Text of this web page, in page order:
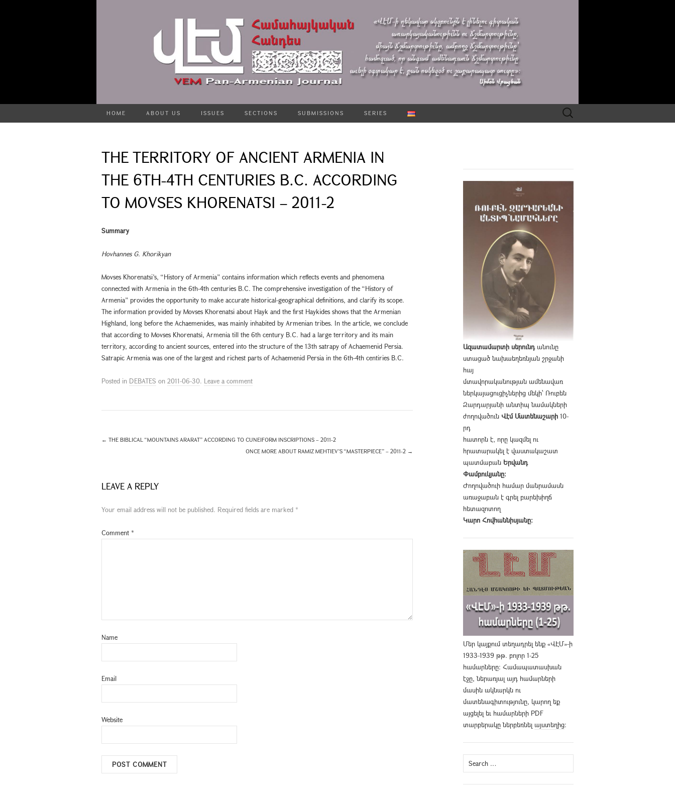
HOME ABOUT US ISSUES SECTIONS SUBMISSIONS SERIES
Search
for:
THE TERRITORY OF ANCIENT ARMENIA IN
THE 6TH-4TH CENTURIES B.C. ACCORDING
TO MOVSES KHORENATSI – 2011-2
Summary
Hovhannes G. Khorikyan
Movses Khorenatsi’s, “History of Armenia” contains information which reflects events and phenomena
connected with Armenia in the 6th-4th centuries B.C. The comprehensive investigation of the “History of
Armenia” provides the opportunity to make accurate historical-geographical definitions, and clarify its scope.
The information provided by Movses Khorenatsi about Hayk and the first Haykides shows that the Armenian
Highland, long before the Achaemenides, was mainly inhabited by Armenian tribes. In the article, we conclude
that according to Movses Khorenatsi, Armenia till the 6th century B.C. had a large territory and its main
territory, according to ancient sources, entered into the structure of the 13th satrapy of Achaemenid Persia.
Satrapic Armenia was one of the largest and richest parts of Achaemenid Persia in the 6th-4th centiries B.C.
Posted in DEBATES on 2011-06-30. Leave a comment
← THE BIBLICAL “MOUNTAINS ARARAT” ACCORDING TO CUNEIFORM INSCRIPTIONS – 2011-2
ONCE MORE ABOUT RAMIZ MEHTIEV’S “MASTERPIECE” – 2011-2 →
LEAVE A REPLY
Your email address will not be published. Required fields are marked *
Comment *
Name
Email
Website
Ազատամարտի սերունդանունը
ստացած նախաեղեռնյան շրջանի
հայ
մտավորականության ամենավառ
ներկայացուցիչներից մեկի՝ Ռուբեն
Զարդարյանի անտիպ նամակների
ժողովածուն Վէմ Մատենաշարի 10-
րդ
հատորն է, որը կազմել ու
հրատարակել է վաստակաշատ
պատմաբան Երվանդ
Փամբուկյանը։
Ժողովածուի համար մանրամասն
առաջաբան է գրել բարեխիղճ
հետազոտող
Կարո Հովհաննիսյանը։
Մեր կայքում տեղադրել ենք «ՎԷՄ»-ի
1933-1939 թթ. բոլոր 1-25
համարները։ Համապատասխան
էջը, ներառյալ այդ համարների
մասին ակնարկն ու
մատենագիտությունը, կարող եք
այցելել եւ համարների PDF
տարբերակը ներբեռնել այստեղից։
Search
for: